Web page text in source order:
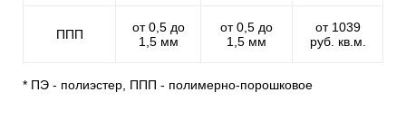
ППП
от 0,5 до
1,5 мм
от 0,5 до
1,5 мм
от 1039
руб. кв.м.
* ПЭ - полиэстер, ППП - полимерно-порошковое